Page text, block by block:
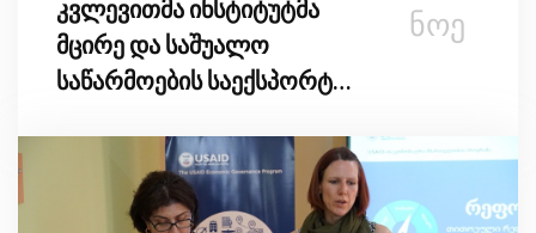
კვლევითმა ინსტიტუტმა
მცირე და საშუალო
საწარმოების საექსპორტო
ვალიდაციის სამუშაო
შეხვედრა გამართეს
ᲜᲝᲔ